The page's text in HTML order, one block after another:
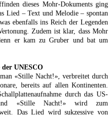
dieses Mohr-Dokuments ging
Lied – Text und Melodie – spontan
ebenfalls ins Reich der Legenden
Zudem ist klar, dass Mohr
er kam zu Gruber und bat um
UNESCO
«Stille Nacht!», verbreitet durch
bereits auf allen Kontinenten.
durch das US-
«Stille Nacht!» wird zum
Das Lied wird sukzessive von